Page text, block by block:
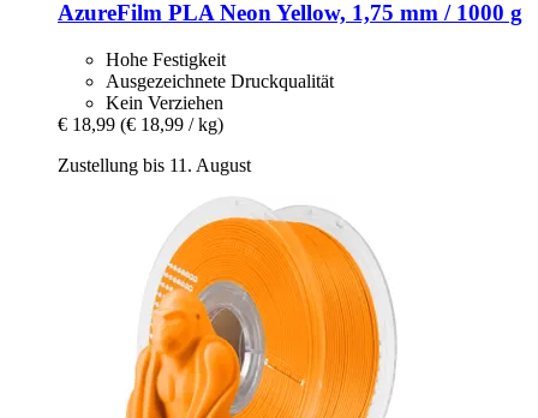
AzureFilm PLA Neon Yellow, 1,75 mm / 1000 g
Hohe Festigkeit
Ausgezeichnete Druckqualität
Kein Verziehen
€ 18,99 (€ 18,99 / kg)
Zustellung bis 11. August